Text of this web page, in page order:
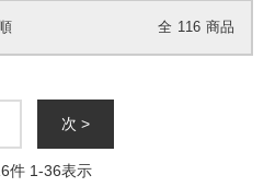
全 116 商品
次 >
件 1-36表示